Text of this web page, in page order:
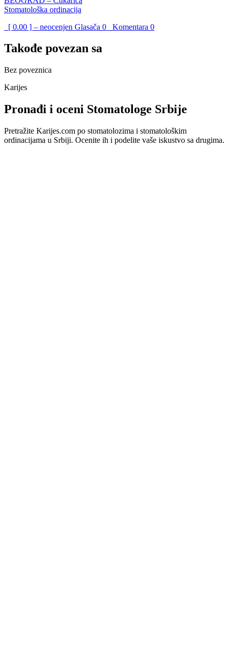
Stomatološka ordinacija
[ 0.00 ] – neocenjen Glasača 0 Komentara 0
Takođe povezan sa
Bez poveznica
Karijes
Pronađi i oceni Stomatologe Srbije
Pretražite Karijes.com po stomatolozima i stomatološkim
ordinacijama u Srbiji. Ocenite ih i podelite vaše iskustvo sa drugima.